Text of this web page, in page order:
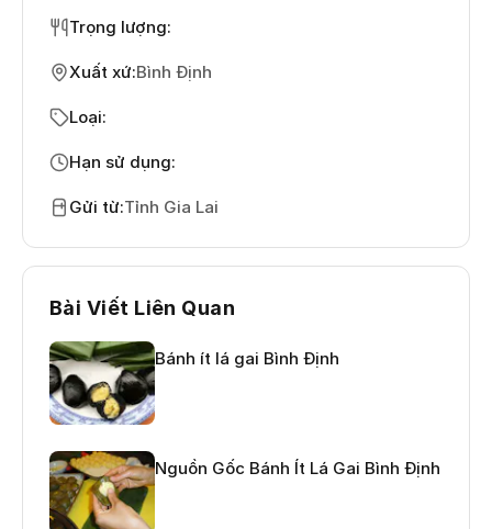
Trọng lượng:
Xuất xứ:Bình Định
Loại:
Hạn sử dụng:
Gửi từ:Tỉnh Gia Lai
Bài Viết Liên Quan
Bánh ít lá gai Bình Định
Nguồn Gốc Bánh Ít Lá Gai Bình Định